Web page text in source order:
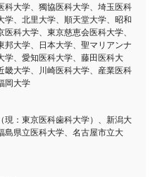
科大学、獨協医科大学、埼玉医科
学、北里大学、順天堂大学、昭和
医科大学、東京慈恵会医科大学、
邦大学、日本大学、聖マリアンナ
学、愛知医科大学、藤田医科大
畿大学、川崎医科大学、産業医科
岡大学
現：東京医科歯科大学）、新潟大
島県立医科大学、名古屋市立大